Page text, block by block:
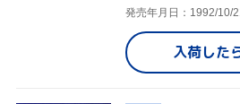
発売年月日：1992/10/
入荷した